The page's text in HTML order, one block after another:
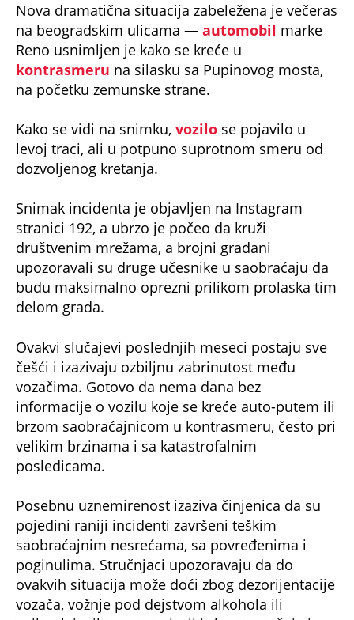
Nova dramatična situacija zabeležena je večeras
na beogradskim ulicama — automobil marke
Reno usnimljen je kako se kreće u
kontrasmeru na silasku sa Pupinovog mosta,
na početku zemunske strane.
Kako se vidi na snimku, vozilo se pojavilo u
levoj traci, ali u potpuno suprotnom smeru od
dozvoljenog kretanja.
Snimak incidenta je objavljen na Instagram
stranici 192, a ubrzo je počeo da kruži
društvenim mrežama, a brojni građani
upozoravali su druge učesnike u saobraćaju da
budu maksimalno oprezni prilikom prolaska tim
delom grada.
Ovakvi slučajevi poslednjih meseci postaju sve
češći i izazivaju ozbiljnu zabrinutost među
vozačima. Gotovo da nema dana bez
informacije o vozilu koje se kreće auto-putem ili
brzom saobraćajnicom u kontrasmeru, često pri
velikim brzinama i sa katastrofalnim
posledicama.
Posebnu uznemirenost izaziva činjenica da su
pojedini raniji incidenti završeni teškim
saobraćajnim nesrećama, sa povređenima i
poginulima. Stručnjaci upozoravaju da do
ovakvih situacija može doći zbog dezorijentacije
vozača, vožnje pod dejstvom alkohola ili